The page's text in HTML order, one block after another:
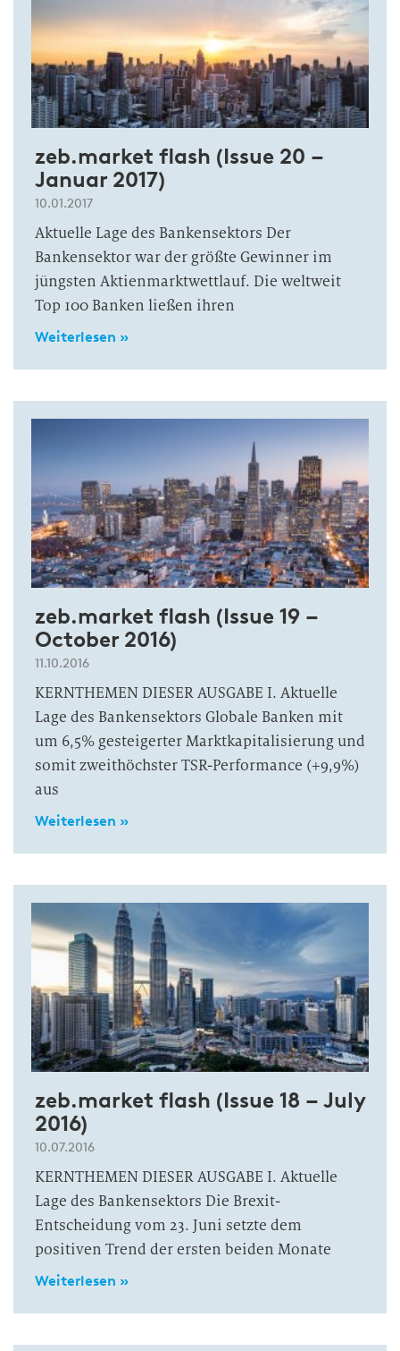
zeb.market flash (Issue 20 –
Januar 2017)
10.01.2017
Aktuelle Lage des Bankensektors Der
Bankensektor war der größte Gewinner im
jüngsten Aktienmarktwettlauf. Die weltweit
Top 100 Banken ließen ihren
Weiterlesen »
zeb.market flash (Issue 19 –
October 2016)
11.10.2016
KERNTHEMEN DIESER AUSGABE I. Aktuelle
Lage des Bankensektors Globale Banken mit
um 6,5% gesteigerter Marktkapitalisierung und
somit zweithöchster TSR-Performance (+9,9%)
aus
Weiterlesen »
zeb.market flash (Issue 18 – July
2016)
10.07.2016
KERNTHEMEN DIESER AUSGABE I. Aktuelle
Lage des Bankensektors Die Brexit-
Entscheidung vom 23. Juni setzte dem
positiven Trend der ersten beiden Monate
Weiterlesen »